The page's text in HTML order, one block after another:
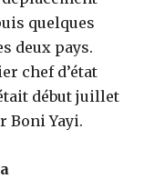
quelques
deux pays.
chef d’état
début juillet
Boni Yayi.